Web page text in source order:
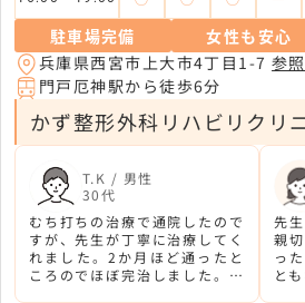
駐車場完備 女性も安心
兵庫県西宮市上大市4丁目1-7参照
門戸厄神駅から徒歩6分
かず整形外科リハビリクリ
T.K / 男性
30代
むち打ちの治療で通院したので
すが、先生が丁寧に治療してく
れました。2か月ほど通ったと
ころのでほぼ完治しました。最
先
親
っ
と